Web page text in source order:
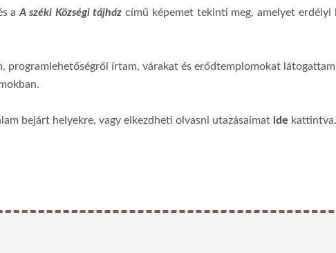
aA széki Községi tájház című képemet tekinti meg, amelyet erdélyi
programlehetőségről írtam, várakat és erődtemplomokat
bejárt helyekre, vagy elkezdheti olvasni utazásaimat ide kattintva.